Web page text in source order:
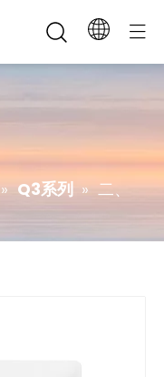
» Q3系列 » 二、